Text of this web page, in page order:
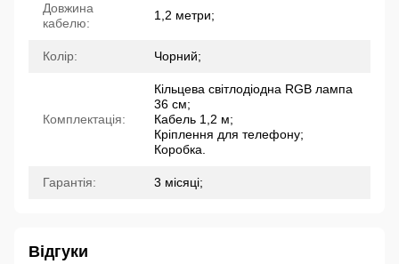
Довжина
кабелю:
1,2 метри;
Колір: Чорний;
Комплектація:
Кільцева світлодіодна RGB лампа
36 см;
Кабель 1,2 м;
Кріплення для телефону;
Коробка.
Гарантія: 3 місяці;
Відгуки